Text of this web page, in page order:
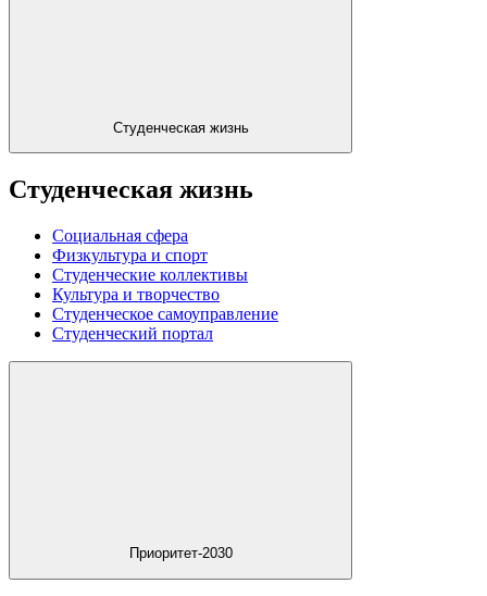
Студенческая жизнь
Студенческая жизнь
Социальная сфера
Физкультура и спорт
Студенческие коллективы
Культура и творчество
Студенческое самоуправление
Студенческий портал
Приоритет-2030